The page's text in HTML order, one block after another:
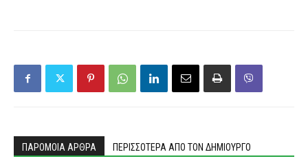
ΠΑΡΟΜΟΙΑ ΑΡΘΡΑ ΠΕΡΙΣΣΟΤΕΡΑ ΑΠΟ ΤΟΝ ΔΗΜΙΟΥΡΓΟ